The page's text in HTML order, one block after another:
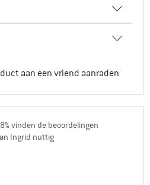
aan een vriend aanraden
vinden de beoordelingen
Ingrid nuttig